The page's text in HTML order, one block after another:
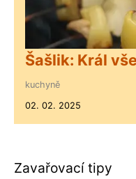
Šašlik: Král
kuchyně
02. 02. 2025
Zavařovací tipy